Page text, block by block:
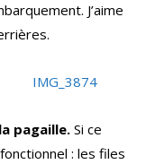
J’aime
pagaille.Si ce
: les files